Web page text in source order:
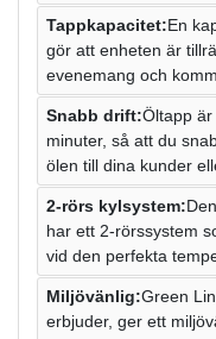
Tappkapacitet:En
gör att enheten är
evenemang och
Snabb drift:Öltapp
minuter, så att du
ölen till dina kunder
2-rörs kylsystem:
har ett 2-rörssystem
vid den perfekta
Miljövänlig:Green
erbjuder, ger ett